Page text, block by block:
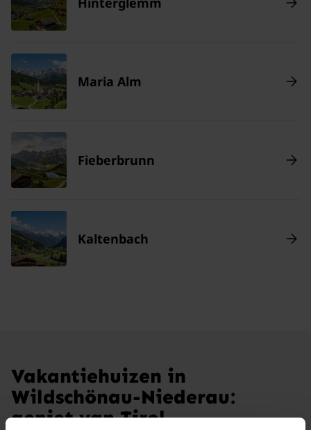
Maria Alm
Fieberbrunn
Kaltenbach
Vakantiehuizen in
Wildschönau-Niederau:
geniet van Tirol